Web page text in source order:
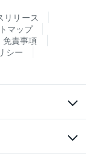
リリース
マップ
免責事項
シー